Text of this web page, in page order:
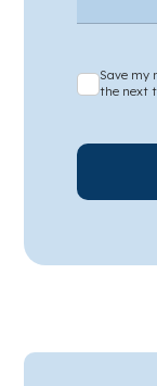
Save my
the next